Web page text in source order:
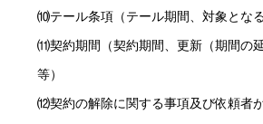
⑽テール条項（テール期間、対象となる
⑾契約期間（契約期間、更新（期間の
等）
⑿契約の解除に関する事項及び依頼者